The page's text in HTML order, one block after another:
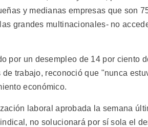
y medianas empresas que son
grandes multinacionales- no
por un desempleo de 14 por ciento
trabajo, reconoció que "nunca
económico.
laboral aprobada la semana
no solucionará por sí sola el